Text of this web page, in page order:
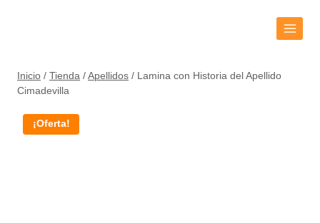
Inicio / Tienda / Apellidos / Lamina con Historia del Apellido
Cimadevilla
¡Oferta!